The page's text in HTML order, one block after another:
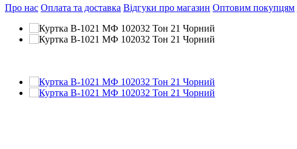
Про нас Оплата та доставка Відгуки про магазин Оптовим покупцям